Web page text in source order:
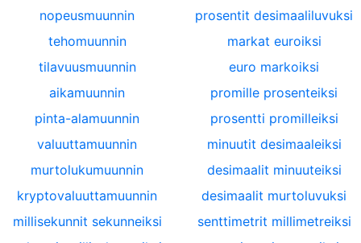
nopeusmuunnin
tehomuunnin
tilavuusmuunnin
aikamuunnin
pinta-alamuunnin
valuuttamuunnin
murtolukumuunnin
kryptovaluuttamuunnin
millisekunnit sekunneiksi
prosentit desimaaliluvuksi
markat euroiksi
euro markoiksi
promille prosenteiksi
prosentti promilleiksi
minuutit desimaaleiksi
desimaalit minuuteiksi
desimaalit murtoluvuksi
senttimetrit millimetreiksi